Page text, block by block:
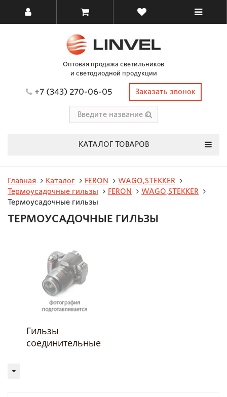
Оптовая продажа светильников
и светодиодной продукции
+7 (343) 270-06-05 Заказать звонок
КАТАЛОГ ТОВАРОВ
Главная Каталог FERON
WAGO,STEKKER
Термоусадочные гильзы
FERON
WAGO,STEKKER
Термоусадочные гильзы
ТЕРМОУСАДОЧНЫЕ ГИЛЬЗЫ
Гильзы
соединительные